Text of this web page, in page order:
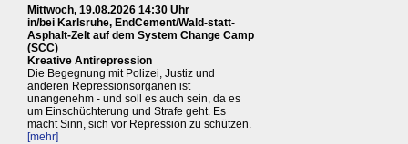
Mittwoch, 19.08.2026 14:30 Uhr
in/bei Karlsruhe, EndCement/Wald-statt-
Asphalt-Zelt auf dem System Change Camp
(SCC)
Kreative Antirepression
Die Begegnung mit Polizei, Justiz und
anderen Repressionsorganen ist
unangenehm - und soll es auch sein, da es
um Einschüchterung und Strafe geht. Es
macht Sinn, sich vor Repression zu schützen.
[mehr]